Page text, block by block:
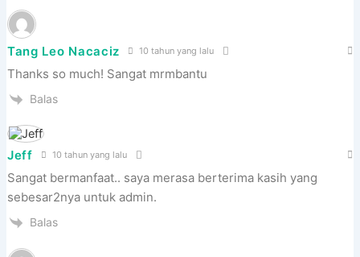
Tang Leo Nacaciz 10 tahun yang lalu
Thanks so much! Sangat mrmbantu
Balas
Jeff 10 tahun yang lalu
Sangat bermanfaat.. saya merasa berterima kasih yang
sebesar2nya untuk admin.
Balas